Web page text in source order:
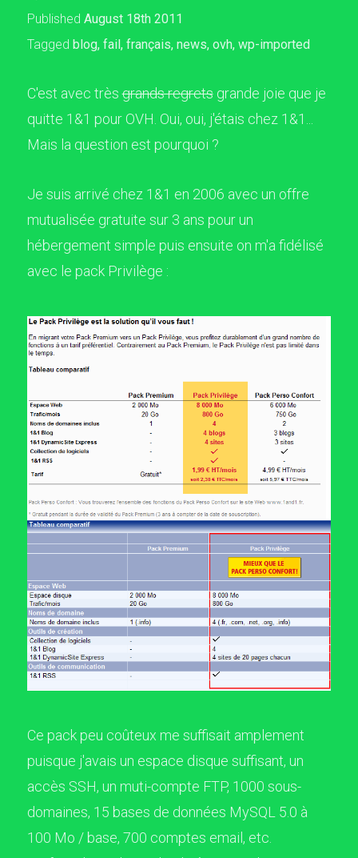
Published August 18th 2011
Tagged blog, fail, français, news, ovh, wp-imported
C'est avec trèsgrands regretsgrande joie que je
quitte 1&1 pour OVH. Oui, oui, j'étais chez 1&1...
Mais la question est pourquoi ?
Je suis arrivé chez 1&1 en 2006 avec un offre
mutualisée gratuite sur 3 ans pour un
hébergement simple puis ensuite on m'a fidélisé
avec le pack Privilège :
Ce pack peu coûteux me suffisait amplement
puisque j'avais un espace disque suffisant, un
accès SSH, un muti-compte FTP, 1000 sous-
domaines, 15 bases de données MySQL 5.0 à
100 Mo / base, 700 comptes email, etc.